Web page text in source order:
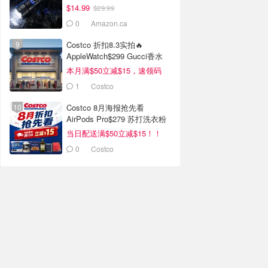
$14.99 $29.99
0 Amazon.ca
Costco 折扣8.3实拍🔥
AppleWatch$299 Gucci香水
$99(原$176)
本月满$50立减$15，速领码
1 Costco
Costco 8月海报抢先看
AirPods Pro$279 苏打洗衣粉
减$40
当日配送满$50立减$15！！
0 Costco